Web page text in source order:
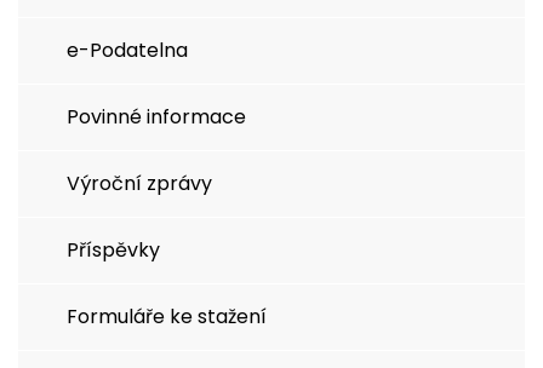
e-Podatelna
Povinné informace
Výroční zprávy
Příspěvky
Formuláře ke stažení